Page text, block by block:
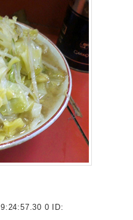
0 ID: